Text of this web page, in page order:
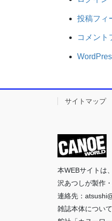
投稿フィ
コメント
サイトマップ
本WEBサイトは
沢あつしが製作
連絡先：
雑誌本体につい